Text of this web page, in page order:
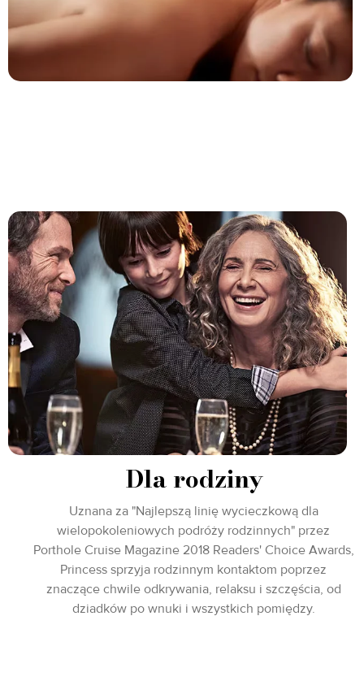
Dla rodziny
Uznana za "Najlepszą linię wycieczkową dla
wielopokoleniowych podróży rodzinnych" przez
Porthole Cruise Magazine 2018 Readers' Choice Awards,
Princess sprzyja rodzinnym kontaktom poprzez
znaczące chwile odkrywania, relaksu i szczęścia, od
dziadków po wnuki i wszystkich pomiędzy.